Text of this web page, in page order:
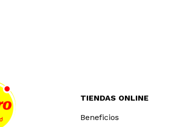
TIENDAS ONLINE
Beneficios